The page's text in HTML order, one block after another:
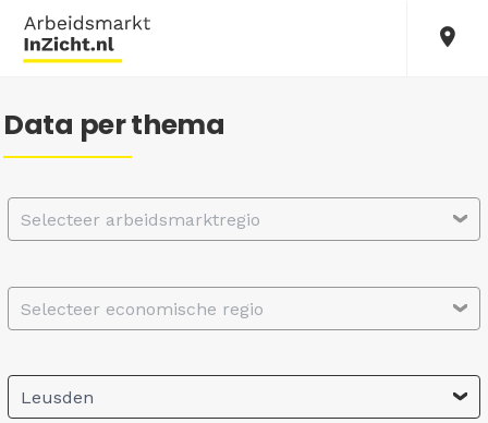
Data per thema
Selecteer arbeidsmarktregio
Selecteer economische regio
Leusden